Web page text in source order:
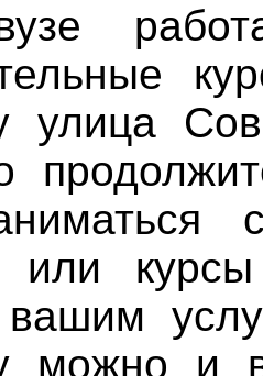
улица
или
можно